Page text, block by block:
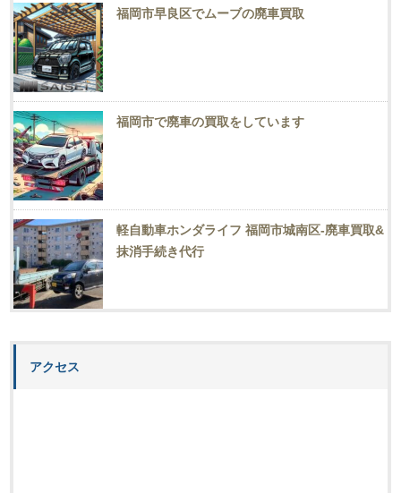
福岡市早良区でムーブの廃車買取
福岡市で廃車の買取をしています
軽自動車ホンダライフ 福岡市城南区-廃車買取&
抹消手続き代行
アクセス